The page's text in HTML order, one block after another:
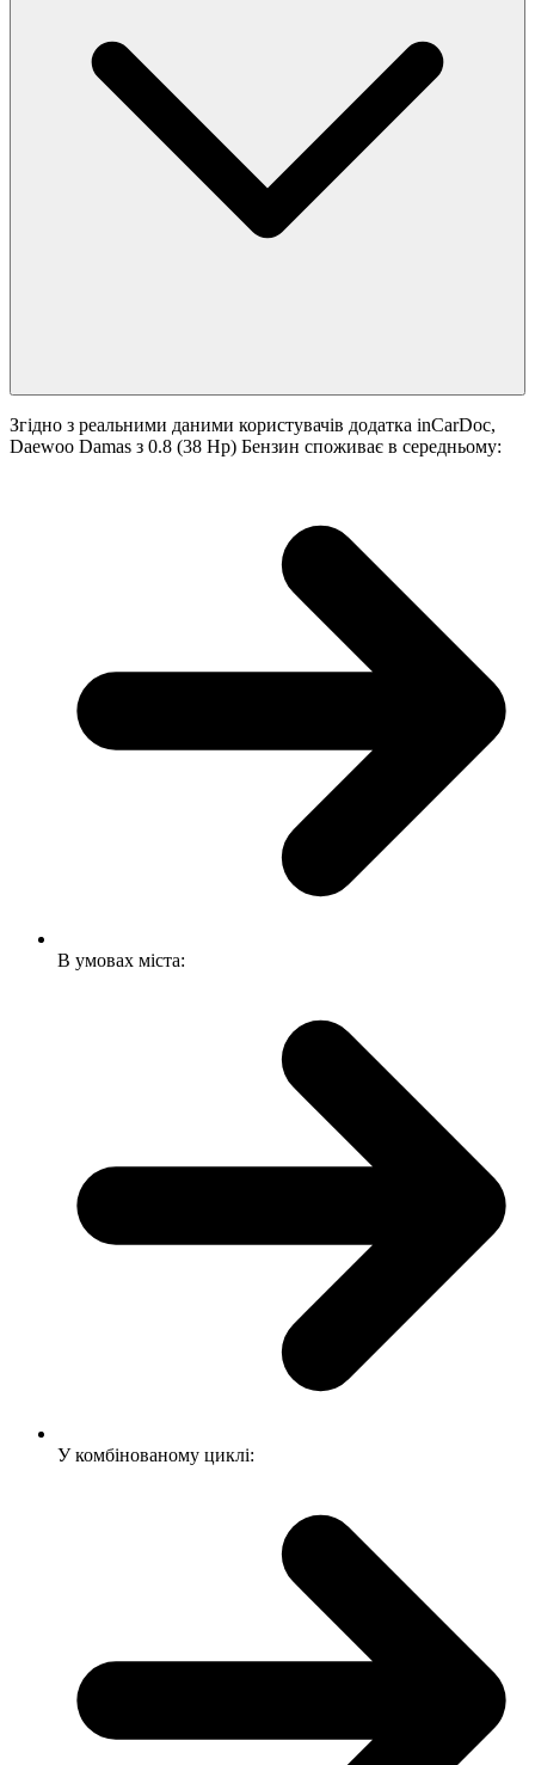
Згідно з реальними даними користувачів додатка inCarDoc,
Daewoo Damas з 0.8 (38 Hp) Бензин споживає в середньому:
В умовах міста:
У комбінованому циклі: